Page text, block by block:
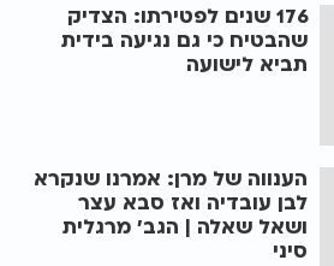
176 שנים לפטירתו: הצדיק
שהבטיח כי גם נגיעה בידית
תביא לישועה
הענווה של מרן: אמרנו שנקרא
לבן עובדיה ואז סבא עצר
ושאל שאלה | הגב' מרגלית
סיני